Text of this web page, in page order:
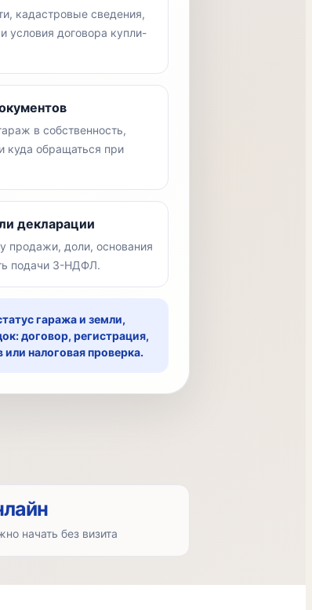
кадастровые сведения,
условия договора купли-
в собственность,
куда обращаться при
декларации
продажи, доли, основания
подачи 3-НДФЛ.
гаража и земли,
договор, регистрация,
налоговая проверка.
начать без визита